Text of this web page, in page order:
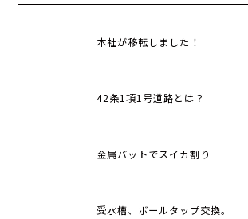
本社が移転しました！
42条1項1号道路とは？
金属バットでスイカ割り
受水槽、ボールタップ交換。